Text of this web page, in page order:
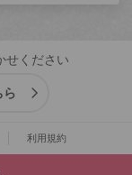
せください
ら
利用規約